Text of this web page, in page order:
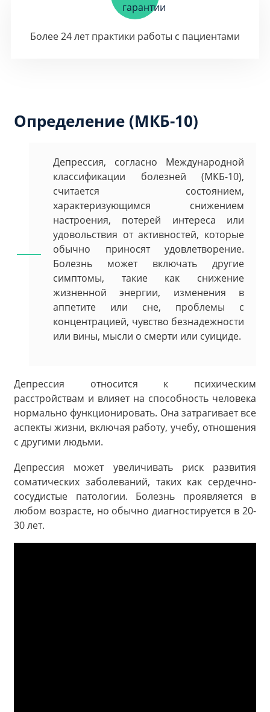
Более 24 лет практики работы с пациентами
Определение (МКБ-10)
Депрессия, согласно Международной
классификации болезней (МКБ-10),
считается состоянием,
характеризующимся снижением
настроения, потерей интереса или
удовольствия от активностей, которые
обычно приносят удовлетворение.
Болезнь может включать другие
симптомы, такие как снижение
жизненной энергии, изменения в
аппетите или сне, проблемы с
концентрацией, чувство безнадежности
или вины, мысли о смерти или суициде.
Депрессия относится к психическим
расстройствам и влияет на способность человека
нормально функционировать. Она затрагивает все
аспекты жизни, включая работу, учебу, отношения
с другими людьми.
Депрессия может увеличивать риск развития
соматических заболеваний, таких как сердечно-
сосудистые патологии. Болезнь проявляется в
любом возрасте, но обычно диагностируется в 20-
30 лет.